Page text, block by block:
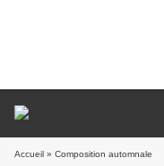
Accueil » Composition automnale